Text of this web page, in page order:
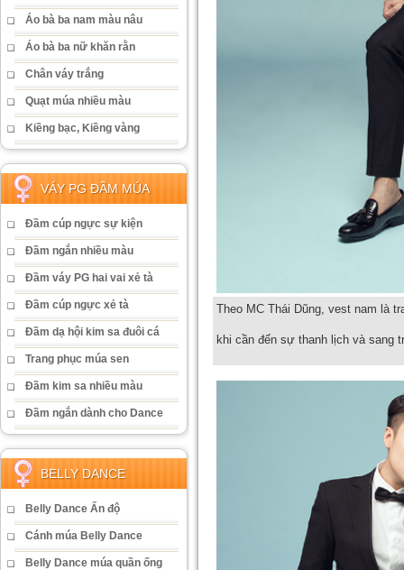
Áo bà ba nam màu nâu
Áo bà ba nữ khăn rằn
Chân váy trắng
Quạt múa nhiều màu
Kiềng bạc, Kiềng vàng
VÁY PG ĐẦM MÚA
Đầm cúp ngực sự kiện
Đầm ngắn nhiều màu
Đầm váy PG hai vai xẻ tà
Đầm cúp ngực xẻ tà
Đầm dạ hội kim sa đuôi cá
Trang phục múa sen
Đầm kim sa nhiều màu
Đầm ngắn dành cho Dance
BELLY DANCE
Belly Dance Ấn độ
Cánh múa Belly Dance
Belly Dance múa quần ống
Theo MC Thái Dũng, vest nam là
khi cần đến sự thanh lịch và sang